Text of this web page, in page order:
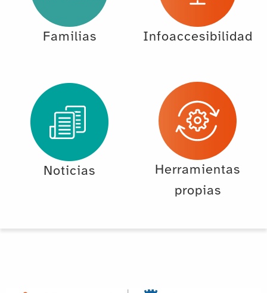
Familias Infoaccesibilidad
Noticias
Herramientas
propias